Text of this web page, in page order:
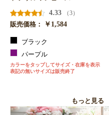
4.33
（3）
販売価格：
￥1,584
ブラック
パープル
カラーをタップしてサイズ・在庫を表示
表記の無いサイズは販売終了
もっと見る